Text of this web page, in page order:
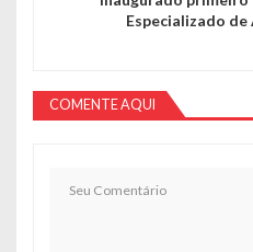
Especializado
COMENTE AQUI